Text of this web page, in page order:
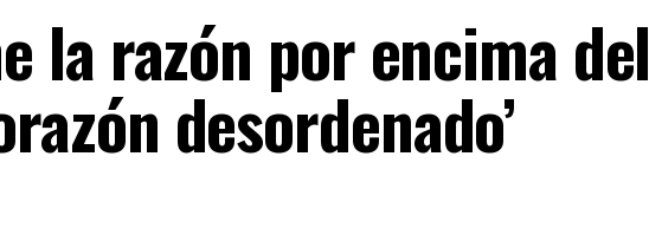
la razón por encima del
desordenado’